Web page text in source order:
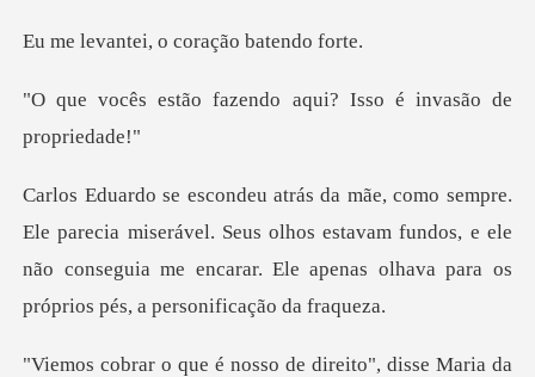
i, o coração
zendo aqui? Isso é in
serável. Seus olhos estavam fundos, e ele
não conseguia me encarar.
", disse Maria da